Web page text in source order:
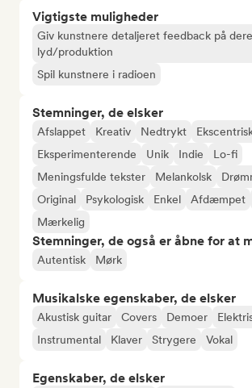
Vigtigste muligheder
Giv kunstnere detaljeret feedback på
lyd/produktion
Spil kunstnere i radioen
Stemninger, de elsker
Afslappet Kreativ Nedtrykt
Eksperimenterende
Unik Indie
Lo-fi
Meningsfulde tekster
Melankolsk
Original
Psykologisk Enkel Afdæmpet
Mærkelig
Stemninger, de også er åbne for at
Autentisk Mørk
Musikalske egenskaber, de elsker
Akustisk guitar Covers Demoer
Instrumental
Klaver Strygere Vokal
Egenskaber, de elsker